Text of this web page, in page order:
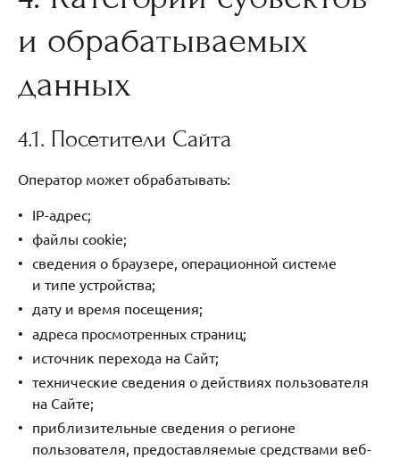
и обрабатываемых
данных
4.1. Посетители Сайта
Оператор может обрабатывать:
IP-адрес;
файлы cookie;
сведения о браузере, операционной системе
и типе устройства;
дату и время посещения;
адреса просмотренных страниц;
источник перехода на Сайт;
технические сведения о действиях пользователя
на Сайте;
приблизительные сведения о регионе
пользователя, предоставляемые средствами веб-